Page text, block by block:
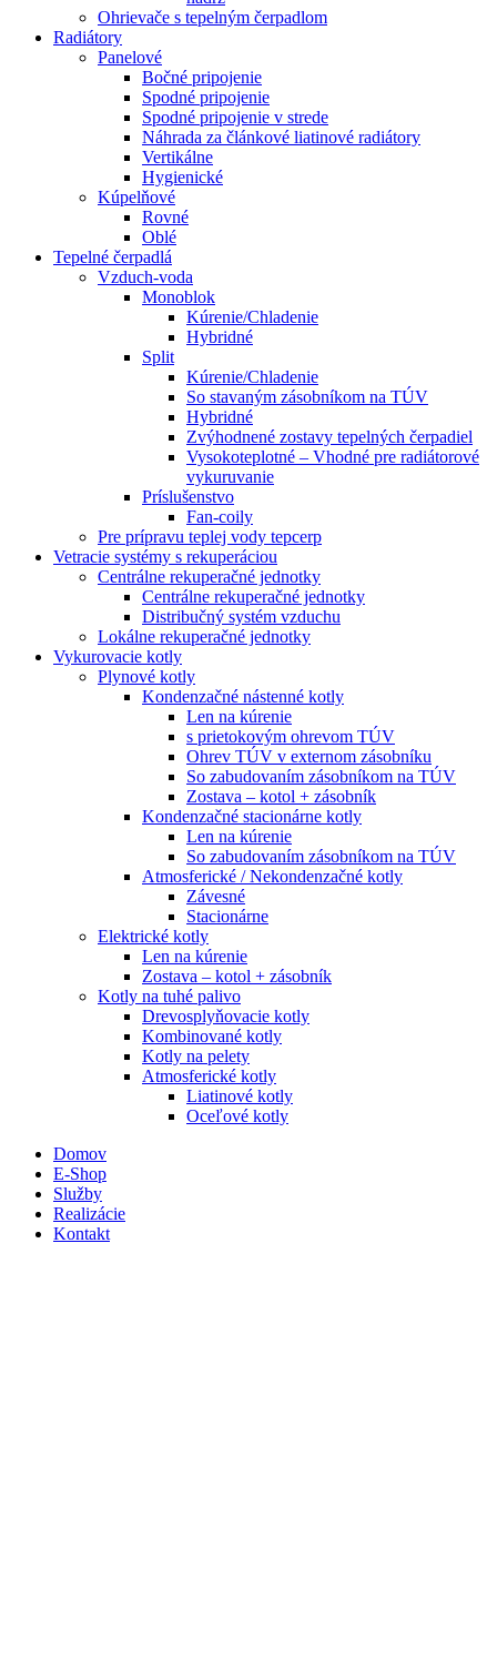
Ohrievače s tepelným čerpadlom
Radiátory
Panelové
Bočné pripojenie
Spodné pripojenie
Spodné pripojenie v strede
Náhrada za článkové liatinové radiátory
Vertikálne
Hygienické
Kúpelňové
Rovné
Oblé
Tepelné čerpadlá
Vzduch-voda
Monoblok
Kúrenie/Chladenie
Hybridné
Split
Kúrenie/Chladenie
So stavaným zásobníkom na TÚV
Hybridné
Zvýhodnené zostavy tepelných čerpadiel
Vysokoteplotné – Vhodné pre radiátorové
vykuruvanie
Príslušenstvo
Fan-coily
Pre prípravu teplej vody tepcerp
Vetracie systémy s rekuperáciou
Centrálne rekuperačné jednotky
Centrálne rekuperačné jednotky
Distribučný systém vzduchu
Lokálne rekuperačné jednotky
Vykurovacie kotly
Plynové kotly
Kondenzačné nástenné kotly
Len na kúrenie
s prietokovým ohrevom TÚV
Ohrev TÚV v externom zásobníku
So zabudovaním zásobníkom na TÚV
Zostava – kotol + zásobník
Kondenzačné stacionárne kotly
Len na kúrenie
So zabudovaním zásobníkom na TÚV
Atmosferické / Nekondenzačné kotly
Závesné
Stacionárne
Elektrické kotly
Len na kúrenie
Zostava – kotol + zásobník
Kotly na tuhé palivo
Drevosplyňovacie kotly
Kombinované kotly
Kotly na pelety
Atmosferické kotly
Liatinové kotly
Oceľové kotly
Domov
E-Shop
Služby
Realizácie
Kontakt